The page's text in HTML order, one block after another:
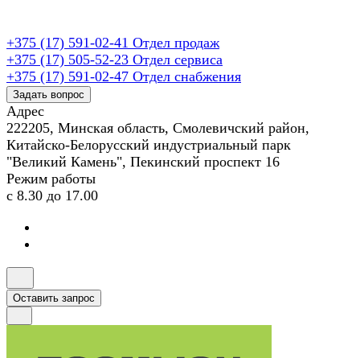
+375 (17) 591-02-41 Отдел продаж
+375 (17) 505-52-23 Отдел сервиса
+375 (17) 591-02-47 Отдел снабжения
Задать вопрос
Адрес
222205, Минская область, Смолевичский район,
Китайско-Белорусский индустриальный парк
"Великий Камень", Пекинский проспект 16
Режим работы
с 8.30 до 17.00
Оставить запрос